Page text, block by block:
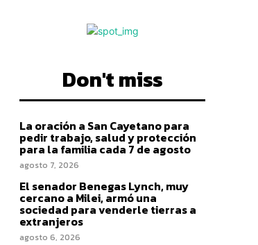
Don't miss
La oración a San Cayetano para
pedir trabajo, salud y protección
para la familia cada 7 de agosto
agosto 7, 2026
El senador Benegas Lynch, muy
cercano a Milei, armó una
sociedad para venderle tierras a
extranjeros
agosto 6, 2026